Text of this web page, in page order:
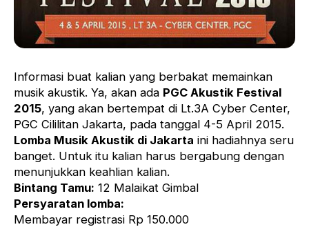
Informasi buat kalian yang berbakat memainkan
musik akustik. Ya, akan ada PGC Akustik Festival
2015, yang akan bertempat di Lt.3A Cyber Center,
PGC Cililitan Jakarta, pada tanggal 4-5 April 2015.
Lomba Musik Akustik di Jakarta ini hadiahnya seru
banget. Untuk itu kalian harus bergabung dengan
menunjukkan keahlian kalian.
Bintang Tamu: 12 Malaikat Gimbal
Persyaratan lomba:
Membayar registrasi Rp 150.000